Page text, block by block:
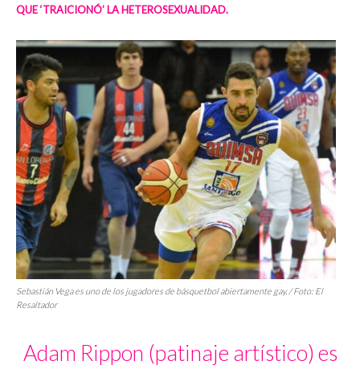
QUE ‘TRAICIONÓ’ LA HETEROSEXUALIDAD.
Sebastián Vega es uno de los jugadores de básquetbol abiertamente gay. / Foto: El
Resaltador
Adam Rippon (patinaje artístico) es